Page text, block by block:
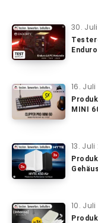
30.
16.
MINI
13. Juli
10.